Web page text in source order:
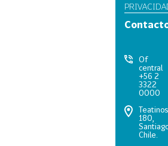
Of
central
+56 2
3322
0000
Teatinos
180,
Chile.